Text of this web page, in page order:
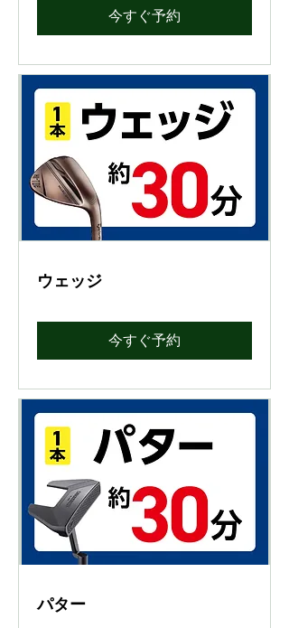
今すぐ予約
ウェッジ
今すぐ予約
パター